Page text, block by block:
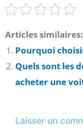
Articles similaires:
Pourquoi
Quels sont les
acheter une
Laisser un